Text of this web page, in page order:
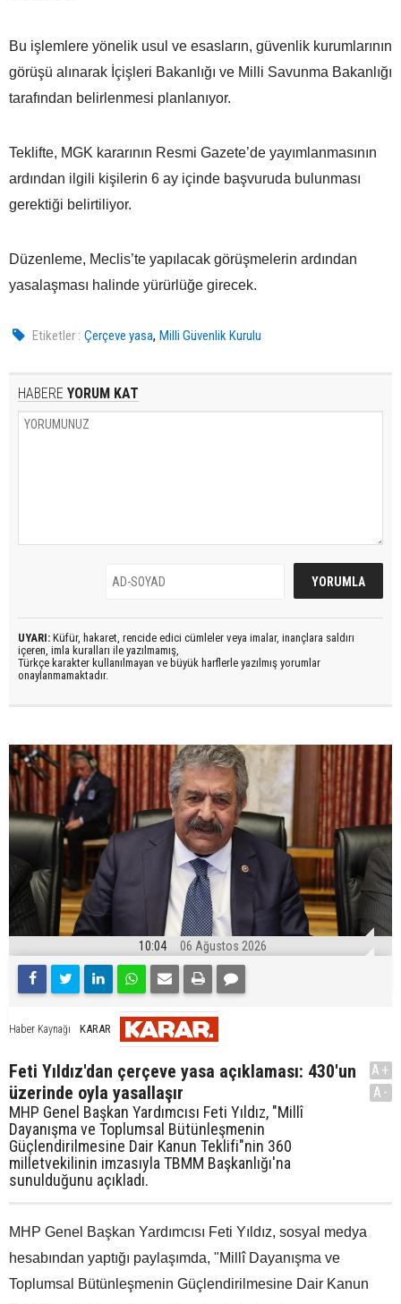
Bu işlemlere yönelik usul ve esasların, güvenlik kurumlarının
görüşü alınarak İçişleri Bakanlığı ve Milli Savunma Bakanlığı
tarafından belirlenmesi planlanıyor.
Teklifte, MGK kararının Resmi Gazete’de yayımlanmasının
ardından ilgili kişilerin 6 ay içinde başvuruda bulunması
gerektiği belirtiliyor.
Düzenleme, Meclis’te yapılacak görüşmelerin ardından
yasalaşması halinde yürürlüğe girecek.
Etiketler : Çerçeve yasa,Milli Güvenlik Kurulu
HABERE YORUM KAT
UYARI: Küfür, hakaret, rencide edici cümleler veya imalar, inançlara saldırı
içeren, imla kuralları ile yazılmamış,
Türkçe karakter kullanılmayan ve büyük harflerle yazılmış yorumlar
onaylanmamaktadır.
10:04 06 Ağustos 2026
Haber Kaynağı KARAR
Feti Yıldız'dan çerçeve yasa açıklaması: 430'un
üzerinde oyla yasallaşır
MHP Genel Başkan Yardımcısı Feti Yıldız, "Millî
Dayanışma ve Toplumsal Bütünleşmenin
Güçlendirilmesine Dair Kanun Teklifi"nin 360
milletvekilinin imzasıyla TBMM Başkanlığı'na
sunulduğunu açıkladı.
A+
A-
MHP Genel Başkan Yardımcısı Feti Yıldız, sosyal medya
hesabından yaptığı paylaşımda, "Millî Dayanışma ve
Toplumsal Bütünleşmenin Güçlendirilmesine Dair Kanun